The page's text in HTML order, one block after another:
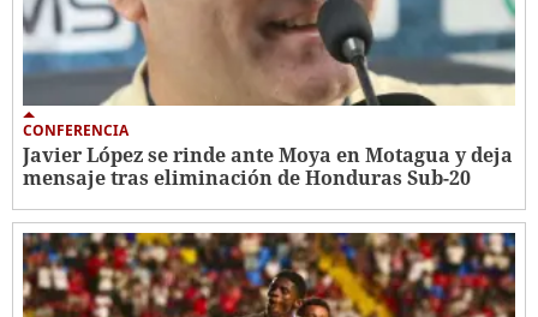
CONFERENCIA
Javier López se rinde ante Moya en Motagua y deja
mensaje tras eliminación de Honduras Sub-20